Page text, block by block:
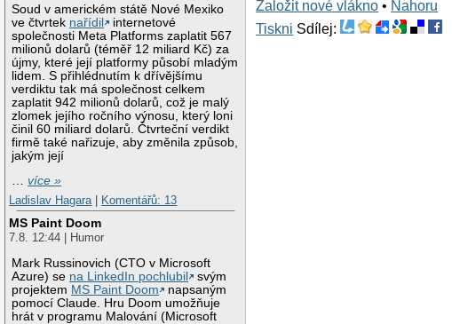
Soud v americkém státě Nové Mexiko
ve čtvrtek nařídil
internetové
společnosti Meta Platforms zaplatit 567
milionů dolarů (téměř 12 miliard Kč) za
újmy, které její platformy působí mladým
lidem. S přihlédnutím k dřívějšímu
verdiktu tak má společnost celkem
zaplatit 942 milionů dolarů, což je malý
zlomek jejího ročního výnosu, který loni
činil 60 miliard dolarů. Čtvrteční verdikt
firmě také nařizuje, aby změnila způsob,
jakým její
…více »
Ladislav Hagara
Komentářů: 13
MS Paint Doom
7.8. 12:44 | Humor
Mark Russinovich (CTO v Microsoft
Azure) se na LinkedIn pochlubil
svým
projektem MS Paint Doom
napsaným
pomocí Claude. Hru Doom umožňuje
hrát v programu Malování (Microsoft
Založit nové vlákno • Nahoru
Tiskni Sdílej: